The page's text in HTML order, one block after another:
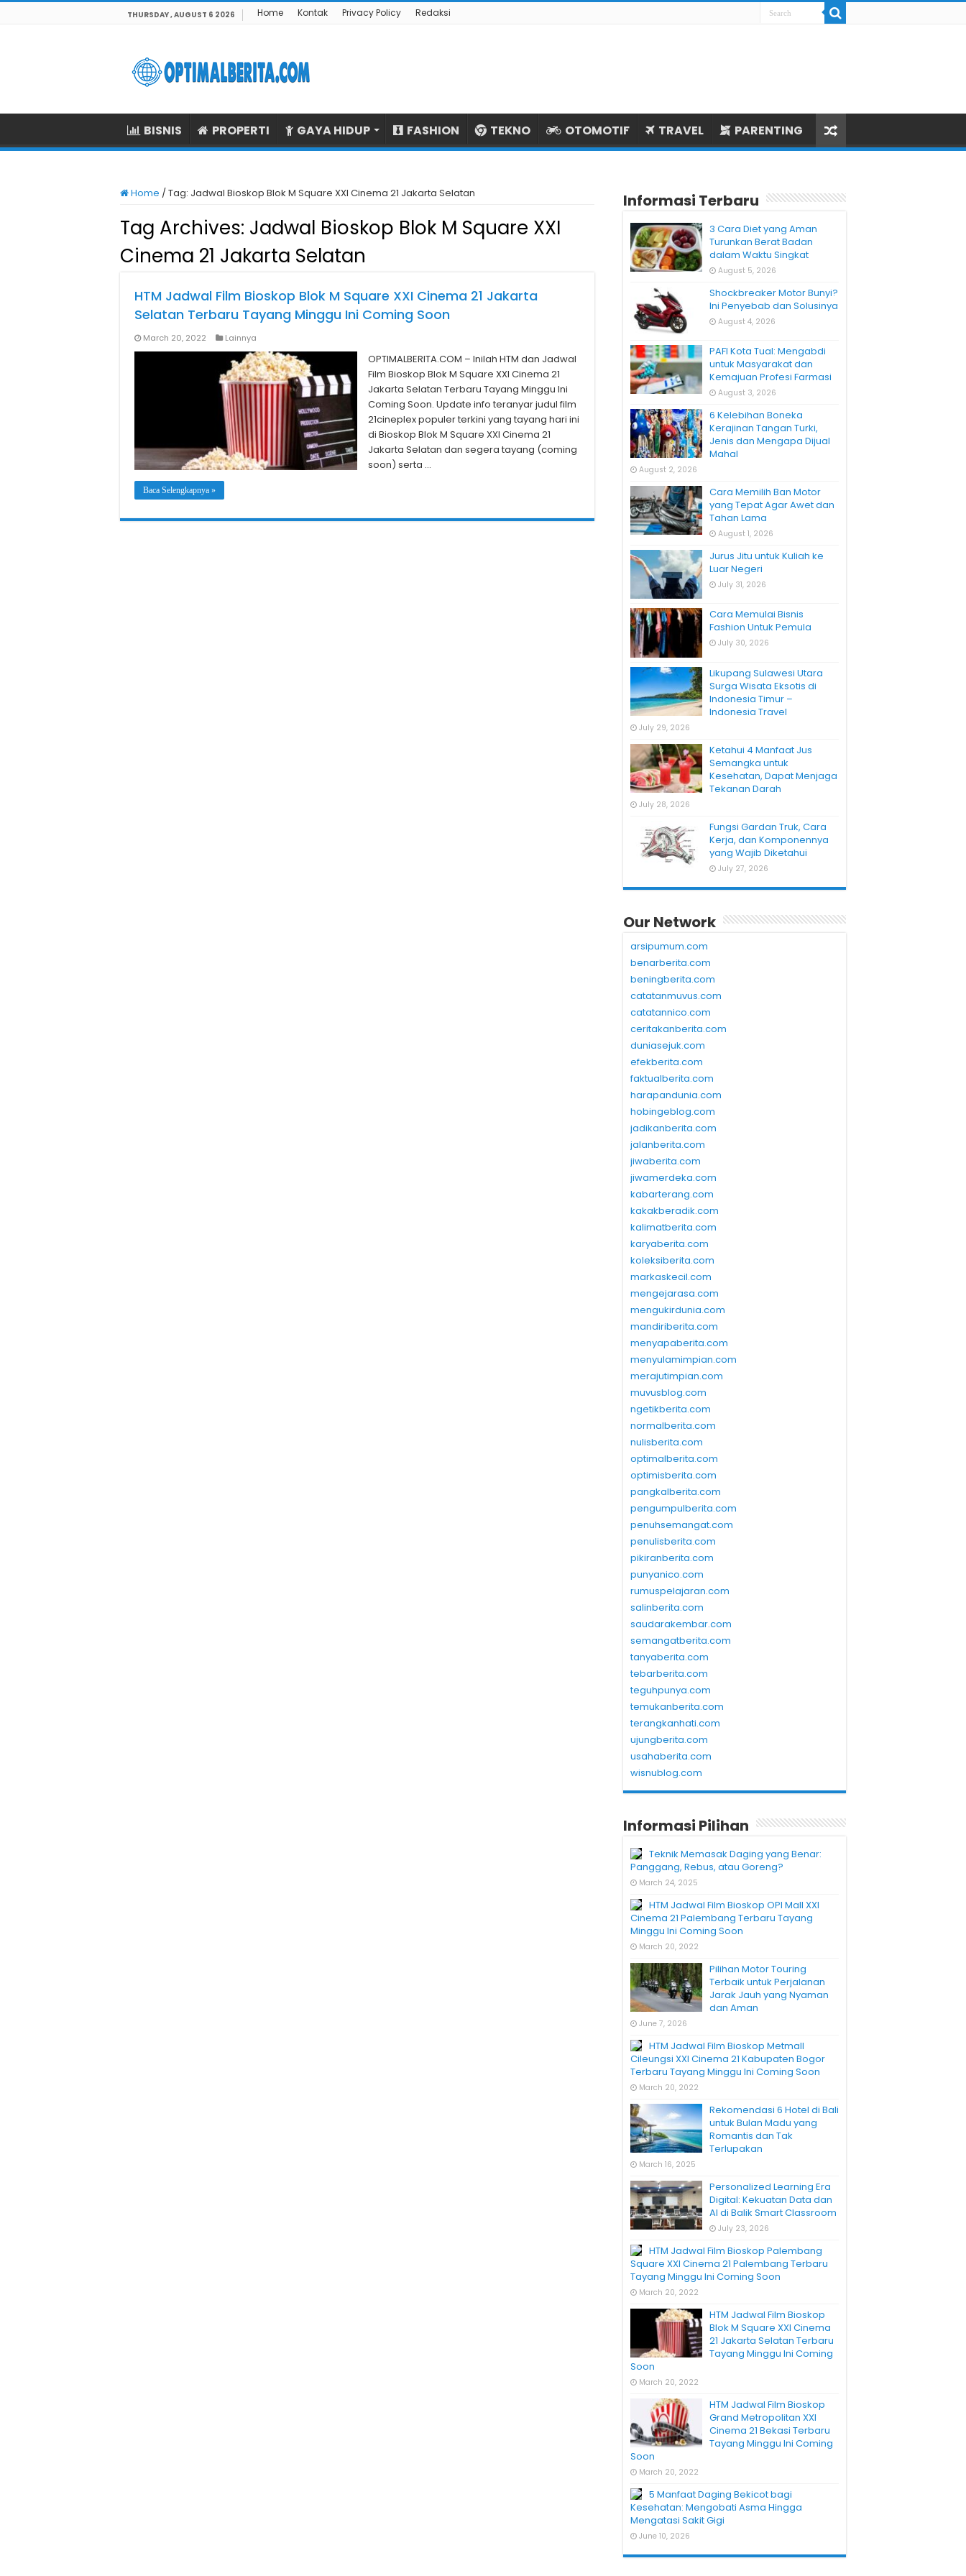
THURSDAY , AUGUST 6 2026 Home Kontak Privacy Policy Redaksi
BISNIS PROPERTI GAYA HIDUP FASHION TEKNO OTOMOTIF TRAVEL PARENTING
Home /Tag: Jadwal Bioskop Blok M Square XXI Cinema 21 Jakarta Selatan
Tag Archives: Jadwal Bioskop Blok M Square XXI
Cinema 21 Jakarta Selatan
HTM Jadwal Film Bioskop Blok M Square XXI Cinema 21 Jakarta
Selatan Terbaru Tayang Minggu Ini Coming Soon
March 20, 2022 Lainnya
OPTIMALBERITA.COM – Inilah HTM dan Jadwal
Film Bioskop Blok M Square XXI Cinema 21
Jakarta Selatan Terbaru Tayang Minggu Ini
Coming Soon. Update info teranyar judul film
21cineplex populer terkini yang tayang hari ini
di Bioskop Blok M Square XXI Cinema 21
Jakarta Selatan dan segera tayang (coming
soon) serta …
Baca Selengkapnya »
Informasi Terbaru
3 Cara Diet yang Aman
Turunkan Berat Badan
dalam Waktu Singkat
August 5, 2026
Shockbreaker Motor Bunyi?
Ini Penyebab dan Solusinya
August 4, 2026
PAFI Kota Tual: Mengabdi
untuk Masyarakat dan
Kemajuan Profesi Farmasi
August 3, 2026
6 Kelebihan Boneka
Kerajinan Tangan Turki,
Jenis dan Mengapa Dijual
Mahal
August 2, 2026
Cara Memilih Ban Motor
yang Tepat Agar Awet dan
Tahan Lama
August 1, 2026
Jurus Jitu untuk Kuliah ke
Luar Negeri
July 31, 2026
Cara Memulai Bisnis
Fashion Untuk Pemula
July 30, 2026
Likupang Sulawesi Utara
Surga Wisata Eksotis di
Indonesia Timur –
Indonesia Travel
July 29, 2026
Ketahui 4 Manfaat Jus
Semangka untuk
Kesehatan, Dapat Menjaga
Tekanan Darah
July 28, 2026
Fungsi Gardan Truk, Cara
Kerja, dan Komponennya
yang Wajib Diketahui
July 27, 2026
Our Network
arsipumum.com
benarberita.com
beningberita.com
catatanmuvus.com
catatannico.com
ceritakanberita.com
duniasejuk.com
efekberita.com
faktualberita.com
harapandunia.com
hobingeblog.com
jadikanberita.com
jalanberita.com
jiwaberita.com
jiwamerdeka.com
kabarterang.com
kakakberadik.com
kalimatberita.com
karyaberita.com
koleksiberita.com
markaskecil.com
mengejarasa.com
mengukirdunia.com
mandiriberita.com
menyapaberita.com
menyulamimpian.com
merajutimpian.com
muvusblog.com
ngetikberita.com
normalberita.com
nulisberita.com
optimalberita.com
optimisberita.com
pangkalberita.com
pengumpulberita.com
penuhsemangat.com
penulisberita.com
pikiranberita.com
punyanico.com
rumuspelajaran.com
salinberita.com
saudarakembar.com
semangatberita.com
tanyaberita.com
tebarberita.com
teguhpunya.com
temukanberita.com
terangkanhati.com
ujungberita.com
usahaberita.com
wisnublog.com
Informasi Pilihan
Teknik Memasak Daging yang Benar:
Panggang, Rebus, atau Goreng?
March 24, 2025
HTM Jadwal Film Bioskop OPI Mall XXI
Cinema 21 Palembang Terbaru Tayang
Minggu Ini Coming Soon
March 20, 2022
Pilihan Motor Touring
Terbaik untuk Perjalanan
Jarak Jauh yang Nyaman
dan Aman
June 7, 2026
HTM Jadwal Film Bioskop Metmall
Cileungsi XXI Cinema 21 Kabupaten Bogor
Terbaru Tayang Minggu Ini Coming Soon
March 20, 2022
Rekomendasi 6 Hotel di Bali
untuk Bulan Madu yang
Romantis dan Tak
Terlupakan
March 16, 2025
Personalized Learning Era
Digital: Kekuatan Data dan
AI di Balik Smart Classroom
July 23, 2026
HTM Jadwal Film Bioskop Palembang
Square XXI Cinema 21 Palembang Terbaru
Tayang Minggu Ini Coming Soon
March 20, 2022
HTM Jadwal Film Bioskop
Blok M Square XXI Cinema
21 Jakarta Selatan Terbaru
Tayang Minggu Ini Coming
Soon
March 20, 2022
HTM Jadwal Film Bioskop
Grand Metropolitan XXI
Cinema 21 Bekasi Terbaru
Tayang Minggu Ini Coming
Soon
March 20, 2022
5 Manfaat Daging Bekicot bagi
Kesehatan: Mengobati Asma Hingga
Mengatasi Sakit Gigi
June 10, 2026